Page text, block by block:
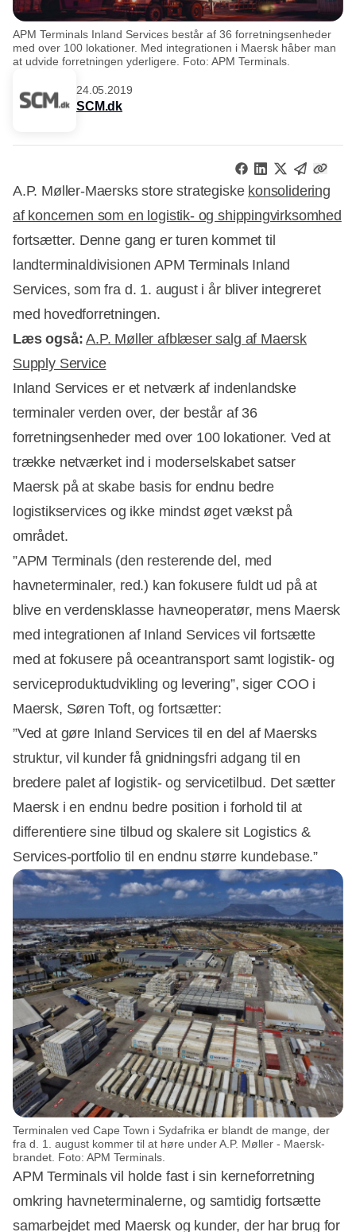
APM Terminals Inland Services består af 36 forretningsenheder
med over 100 lokationer. Med integrationen i Maersk håber man
at udvide forretningen yderligere. Foto: APM Terminals.
24.05.2019
SCM.dk
A.P. Møller-Maersks store strategiske konsolidering
af koncernen som en logistik- og shippingvirksomhed
fortsætter. Denne gang er turen kommet til
landterminaldivisionen APM Terminals Inland
Services, som fra d. 1. august i år bliver integreret
med hovedforretningen.
Læs også: A.P. Møller afblæser salg af Maersk
Supply Service
Inland Services er et netværk af indenlandske
terminaler verden over, der består af 36
forretningsenheder med over 100 lokationer. Ved at
trække netværket ind i moderselskabet satser
Maersk på at skabe basis for endnu bedre
logistikservices og ikke mindst øget vækst på
området.
”APM Terminals (den resterende del, med
havneterminaler, red.) kan fokusere fuldt ud på at
blive en verdensklasse havneoperatør, mens Maersk
med integrationen af Inland Services vil fortsætte
med at fokusere på oceantransport samt logistik- og
serviceproduktudvikling og levering”, siger COO i
Maersk, Søren Toft, og fortsætter:
”Ved at gøre Inland Services til en del af Maersks
struktur, vil kunder få gnidningsfri adgang til en
bredere palet af logistik- og servicetilbud. Det sætter
Maersk i en endnu bedre position i forhold til at
differentiere sine tilbud og skalere sit Logistics &
Services-portfolio til en endnu større kundebase.”
Terminalen ved Cape Town i Sydafrika er blandt de mange, der
fra d. 1. august kommer til at høre under A.P. Møller - Maersk-
brandet. Foto: APM Terminals.
APM Terminals vil holde fast i sin kerneforretning
omkring havneterminalerne, og samtidig fortsætte
samarbejdet med Maersk og kunder, der har brug for